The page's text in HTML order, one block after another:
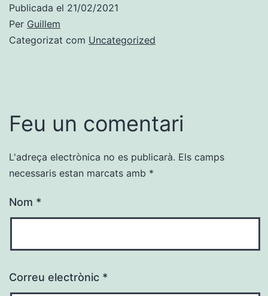
Publicada el 21/02/2021
Per Guillem
Categorizat com Uncategorized
Feu un comentari
L'adreça electrònica no es publicarà. Els camps
necessaris estan marcats amb *
Nom *
Correu electrònic *